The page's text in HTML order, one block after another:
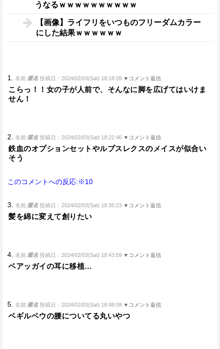
うなるｗｗｗｗｗｗｗｗｗｗ
【画像】ライフリをいつものフリーダムカラー
にした結果ｗｗｗｗｗｗ
1. 名前:匿名 投稿日：2024/02/03(Sat) 18:18:28 ▼コメント返信
こらっ！！女の子が人前で、そんなに脚を広げてはいけま
せん！
2. 名前:匿名 投稿日：2024/02/03(Sat) 18:22:46 ▼コメント返信
鉄血のオプションセットやルプスレクスのメイスが似合い
そう
このコメントへの反応:※10
3. 名前:匿名 投稿日：2024/02/03(Sat) 18:35:23 ▼コメント返信
髪を綿に変えて創りたい
4. 名前:匿名 投稿日：2024/02/03(Sat) 18:43:59 ▼コメント返信
ベアッガイの耳に移植…
5. 名前:匿名 投稿日：2024/02/03(Sat) 18:48:08 ▼コメント返信
ベギルベウの腰についてる丸いやつ